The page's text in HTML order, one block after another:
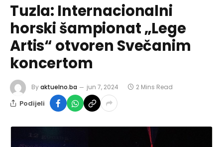
Tuzla: Internacionalni
horski šampionat „Lege
Artis“ otvoren Svečanim
koncertom
Byaktuelno.ba jun 7, 2024 2 Mins Read
Podijeli